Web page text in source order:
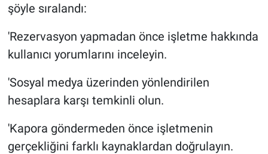
şöyle sıralandı:
'Rezervasyon yapmadan önce işletme hakkında
kullanıcı yorumlarını inceleyin.
'Sosyal medya üzerinden yönlendirilen
hesaplara karşı temkinli olun.
'Kapora göndermeden önce işletmenin
gerçekliğini farklı kaynaklardan doğrulayın.